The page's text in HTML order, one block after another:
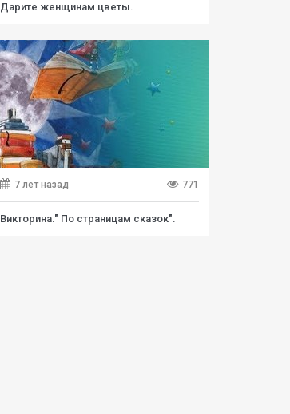
Дарите женщинам цветы.
7 лет назад 771
Викторина." По страницам сказок".